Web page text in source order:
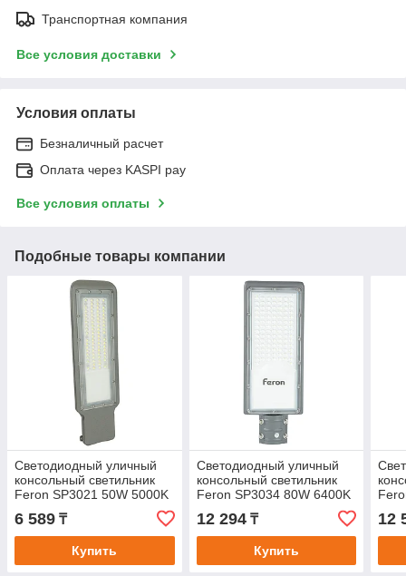
Транспортная компания
Все условия доставки
Условия оплаты
Безналичный расчет
Оплата через KASPI pay
Все условия оплаты
Подобные товары компании
Светодиодный уличный
консольный светильник
Feron SP3021 50W 5000K
230V, серый
6 589 ₸
Купить
Светодиодный уличный
консольный светильник
Feron SP3034 80W 6400K
230V, серый
12 294₸
Купить
12